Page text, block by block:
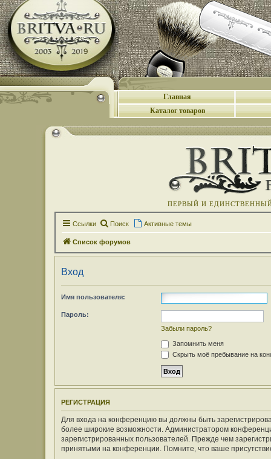
Главная
Каталог товаров
ПЕРВЫЙ И
Ссылки Поиск Активные темы
Список форумов
Вход
Имя пользователя:
Пароль:
Забыли пароль?
Запомнить меня
Скрыть моё пребывание на
РЕГИСТРАЦИЯ
Для входа на конференцию вы должны быть
более широкие возможности. Администратором
зарегистрированных пользователей. Прежде чем
принятыми на конференции. Помните, что ваше